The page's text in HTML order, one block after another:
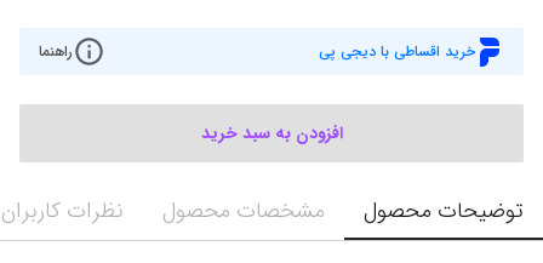
خرید اقساطی با دیجی پی راهنما
افزودن به سبد خرید
توضیحات محصول مشخصات محصول نظرات کاربران